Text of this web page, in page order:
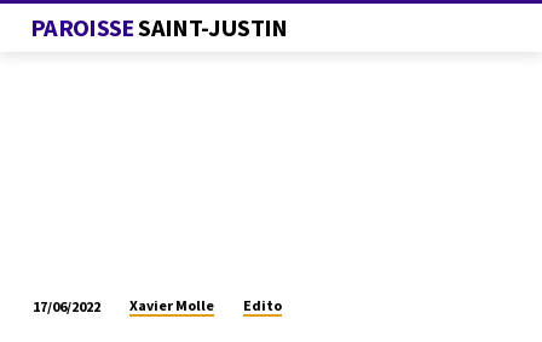
PAROISSESAINT-JUSTIN
17/06/2022 Xavier Molle Edito